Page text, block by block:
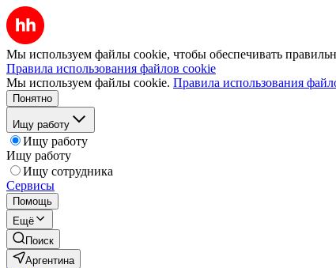
Мы используем файлы cookie, чтобы обеспечивать
Правила использования файлов cookie
Мы используем файлы cookie. Правила использования
Понятно
Ищу работу
Ищу работу
Ищу работу
Ищу сотрудника
Сервисы
Помощь
Ещё
Поиск
Аргентина